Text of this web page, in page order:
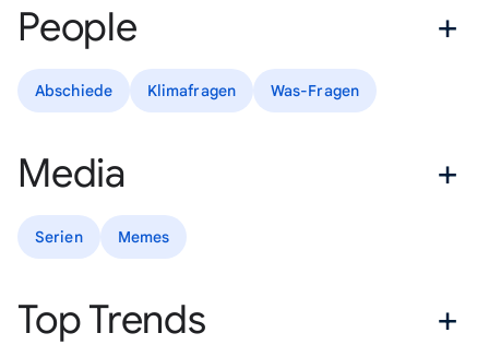
People
Abschiede Klimafragen Was-Fragen
Media
Serien Memes
Top Trends